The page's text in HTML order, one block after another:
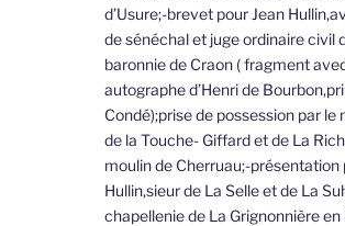
d’Usure;-brevet pour Jean
de sénéchal et juge ordinaire civil
baronnie de Craon ( fragment
autographe d’Henri de
Condé);prise de possession par le
de la Touche- Giffard et de La
moulin de Cherruau;-présentation
Hullin,sieur de La Selle et de La
chapellenie de La Grignonnière en